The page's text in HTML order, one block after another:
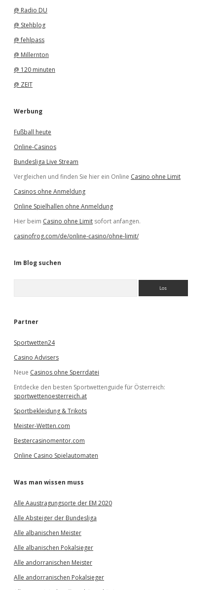
@ Radio DU
@ Stehblog
@ fehlpass
@ Millernton
@ 120 minuten
@ ZEIT
Werbung
Fußball heute
Online-Casinos
Bundesliga Live Stream
Vergleichen und finden Sie hier ein Online Casino ohne Limit
Casinos ohne Anmeldung
Online Spielhallen ohne Anmeldung
Hier beim Casino ohne Limit sofort anfangen.
casinofrog.com/de/online-casino/ohne-limit/
Im Blog suchen
e
Partner
Sportwetten24
Casino Advisers
Neue Casinos ohne Sperrdatei
Entdecke den besten Sportwettenguide für Österreich:
sportwettenoesterreich.at
Sportbekleidung & Trikots
Meister-Wetten.com
Bestercasinomentor.com
Online Casino Spielautomaten
Was man wissen muss
Alle Aaustragungsorte der EM 2020
Alle Absteiger der Bundesliga
Alle albanischen Meister
Alle albanischen Pokalsieger
Alle andorranischen Meister
Alle andorranischen Pokalsieger